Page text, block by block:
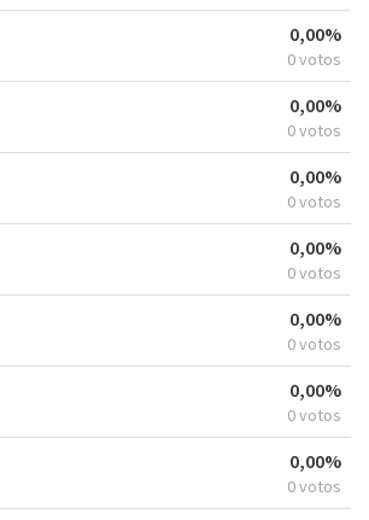
0,00%
0 votos
0,00%
0 votos
0,00%
0 votos
0,00%
0 votos
0,00%
0 votos
0,00%
0 votos
0,00%
0 votos